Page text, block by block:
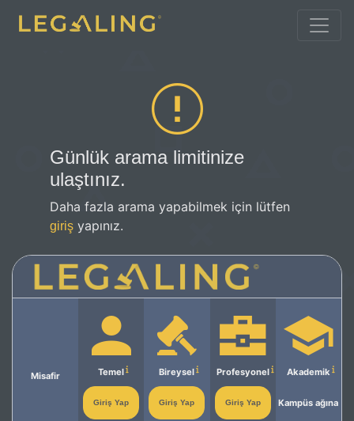
Günlük arama limitinize
ulaştınız.
Daha fazla arama yapabilmek için lütfen
giriş yapınız.
Misafir Temel
Giriş Yap
Bireysel
Giriş Yap
Profesyonel
Giriş Yap
Akademik
Kampüs ağına